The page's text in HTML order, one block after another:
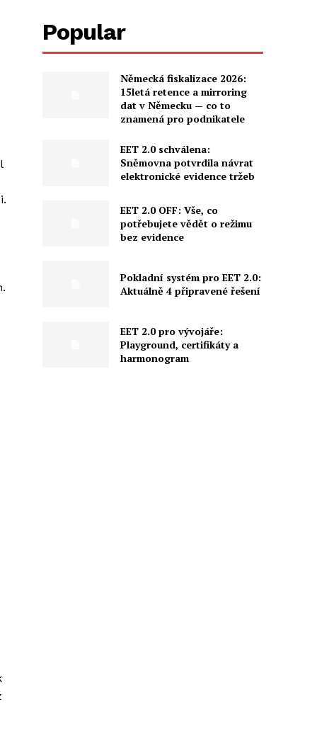
Popular
Německá fiskalizace 2026:
15letá retence a mirroring
dat v Německu — co to
znamená pro podnikatele
EET 2.0 schválena:
Sněmovna potvrdila návrat
elektronické evidence tržeb
EET 2.0 OFF: Vše, co
potřebujete vědět o režimu
bez evidence
Pokladní systém pro EET 2.0:
Aktuálně 4 připravené řešení
EET 2.0 pro vývojáře:
Playground, certifikáty a
harmonogram